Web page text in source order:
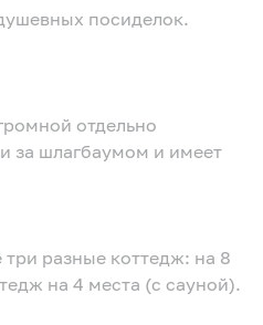
посиделок.
отдельно
за шлагбаумом и имеет
разные коттедж: на 8
на 4 места (с сауной).